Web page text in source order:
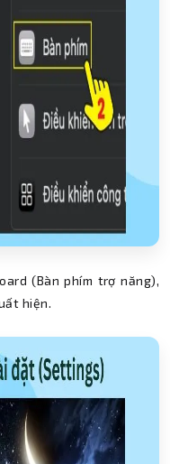
(Bàn phím trợ năng),
hiện.